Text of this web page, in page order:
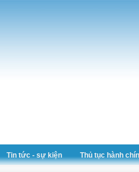
Tin tức - sự kiện Thủ tục hành